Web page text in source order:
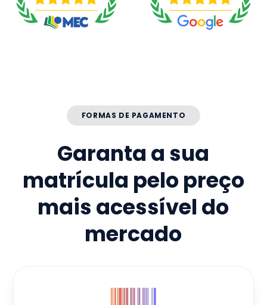
FORMAS DE PAGAMENTO
Garanta a sua
matrícula pelo preço
mais acessível do
mercado